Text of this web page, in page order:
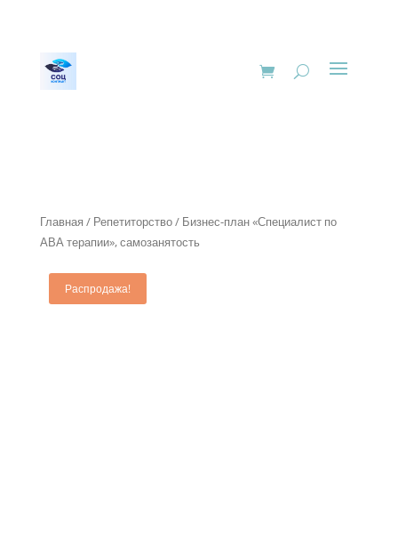
Главная / Репетиторство/ Бизнес-план «Специалист по
АВА терапии», самозанятость
Распродажа!